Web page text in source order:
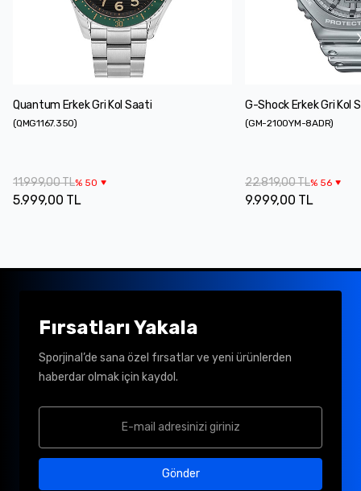
Quantum Erkek Gri Kol Saati
(QMG1167.350)
11.999,00 TL% 50
5.999,00 TL
G-Shock Erkek Gri Kol
(GM-2100YM-8ADR)
22.819,00 TL% 56
9.999,00 TL
Fırsatları Yakala
Sporjinal’de sana özel fırsatlar ve yeni ürünlerden
haberdar olmak için kaydol.
Gönder